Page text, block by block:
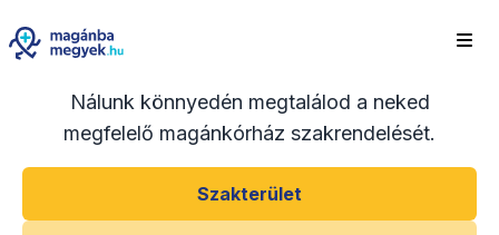
Nálunk könnyedén megtalálod a neked
megfelelő magánkórház szakrendelését.
Szakterület